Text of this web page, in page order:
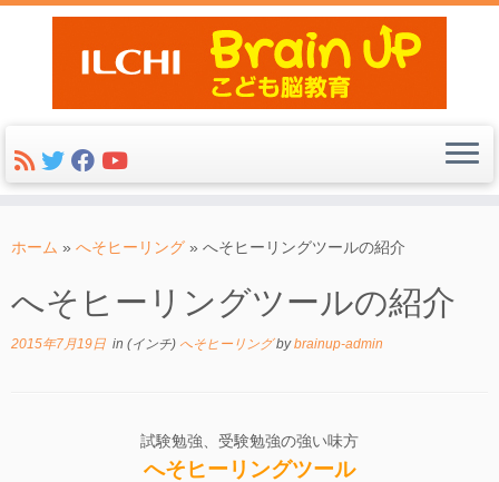
ン
ン
ホーム » へそヒーリング » へそヒーリングツールの紹介
へそヒーリングツールの紹介
2015年7月19日 in (インチ) へそヒーリングbybrainup-admin
試験勉強、受験勉強の強い味方
へそヒーリングツール